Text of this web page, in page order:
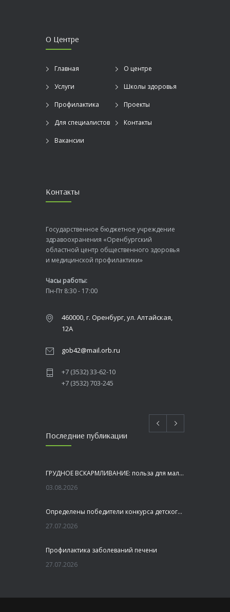
О Центре
Главная О центре
Услуги Школы здоровья
Профилактика Проекты
Для специалистов Контакты
Вакансии
Контакты
Государственное бюджетное учреждение
здравоохранения «Оренбургский
областной центр общественного здоровья
и медицинской профилактики»
Часы работы:
Пн-Пт 8:30 - 17:00
460000, г. Оренбург, ул. Алтайская,
12А
gob42@mail.orb.ru
+7 (3532) 33-62-10
+7 (3532) 703-245
Последние публикации
ГРУДНОЕ ВСКАРМЛИВАНИЕ: польза для малыша и мамы
03.08.2026
Определены победители конкурса детского рисунка «Я шагаю по Оренбуржью»
27.07.2026
Профилактика заболеваний печени
27.07.2026